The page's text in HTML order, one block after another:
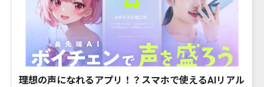
理想の声になれるアプリ！？スマホで使えるAIリアル